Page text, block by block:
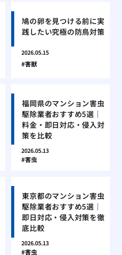
鳩の卵を見つける前に実
践したい究極の防鳥対策
2026.05.15
害獣
福岡県のマンション害虫
駆除業者おすすめ5選｜
料金・即日対応・侵入対
策を比較
2026.05.13
害虫
東京都のマンション害虫
駆除業者おすすめ5選｜
即日対応・侵入対策を徹
底比較
2026.05.13
害虫